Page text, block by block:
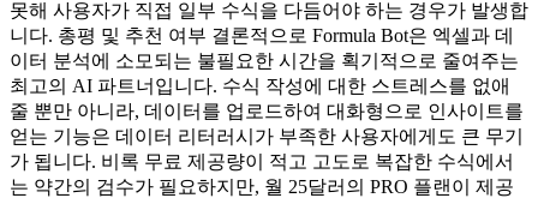
못해 사용자가 직접 일부 수식을 다듬어야 하는 경우가 발생합
니다. 총평 및 추천 여부 결론적으로 Formula Bot은 엑셀과 데
이터 분석에 소모되는 불필요한 시간을 획기적으로 줄여주는
최고의 AI 파트너입니다. 수식 작성에 대한 스트레스를 없애
줄 뿐만 아니라, 데이터를 업로드하여 대화형으로 인사이트를
얻는 기능은 데이터 리터러시가 부족한 사용자에게도 큰 무기
가 됩니다. 비록 무료 제공량이 적고 고도로 복잡한 수식에서
는 약간의 검수가 필요하지만, 월 25달러의 PRO 플랜이 제공